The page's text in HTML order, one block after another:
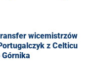
wicemistrzów
z Celticu